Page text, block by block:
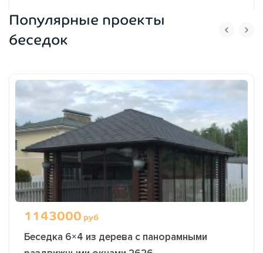
ОФОРМИТЬ ЗАКАЗ
Популярные проекты
беседок
1143000 руб
Беседка 6×4 из дерева с панорамными